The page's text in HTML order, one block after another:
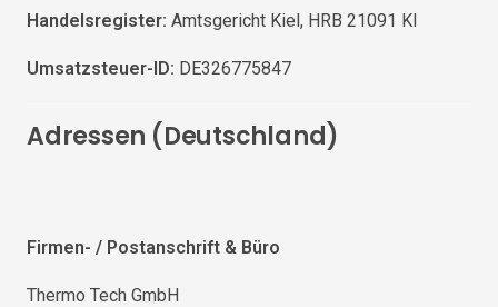
Handelsregister: Amtsgericht Kiel, HRB 21091 KI
Umsatzsteuer-ID: DE326775847
Adressen (Deutschland)
Firmen- / Postanschrift & Büro
Thermo Tech GmbH